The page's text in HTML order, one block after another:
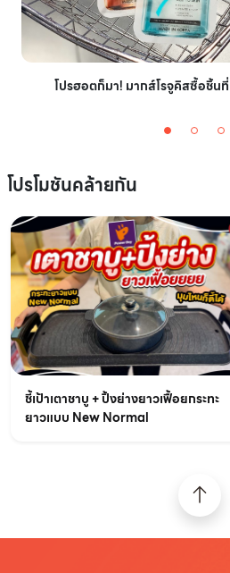
โปรฮอตก็มา! มากส์โรจูคิสซื้อชิ้นที่
โปรโมชันคล้ายกัน
ชี้เป้าเตาชาบู + ปิ้งย่างยาวเฟื้อยกระทะ
ยาวแบบ New Normal